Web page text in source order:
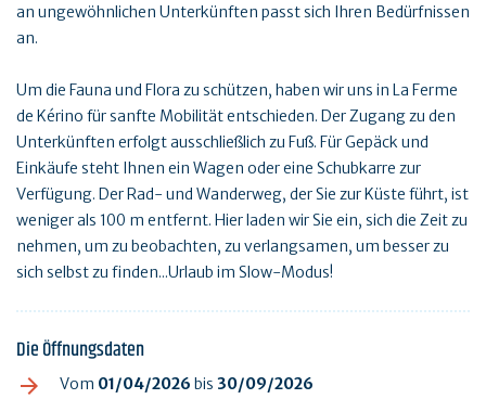
an ungewöhnlichen Unterkünften passt sich Ihren Bedürfnissen
an.
Um die Fauna und Flora zu schützen, haben wir uns in La Ferme
de Kérino für sanfte Mobilität entschieden. Der Zugang zu den
Unterkünften erfolgt ausschließlich zu Fuß. Für Gepäck und
Einkäufe steht Ihnen ein Wagen oder eine Schubkarre zur
Verfügung. Der Rad- und Wanderweg, der Sie zur Küste führt, ist
weniger als 100 m entfernt. Hier laden wir Sie ein, sich die Zeit zu
nehmen, um zu beobachten, zu verlangsamen, um besser zu
sich selbst zu finden...Urlaub im Slow-Modus!
Die Öffnungsdaten
Vom 01/04/2026 bis 30/09/2026